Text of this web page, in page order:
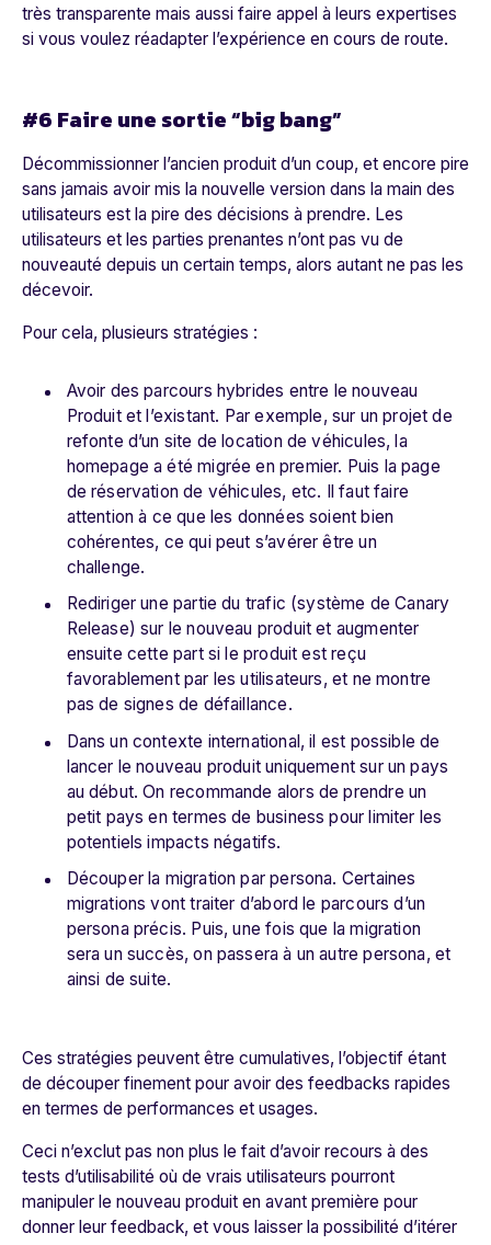
très transparente mais aussi faire appel à leurs expertises
si vous voulez réadapter l’expérience en cours de route.
#6 Faire une sortie “big bang”
Décommissionner l’ancien produit d’un coup, et encore pire
sans jamais avoir mis la nouvelle version dans la main des
utilisateurs est la pire des décisions à prendre. Les
utilisateurs et les parties prenantes n’ont pas vu de
nouveauté depuis un certain temps, alors autant ne pas les
décevoir.
Pour cela, plusieurs stratégies :
Avoir des parcours hybrides entre le nouveau
Produit et l’existant. Par exemple, sur un projet de
refonte d’un site de location de véhicules, la
homepage a été migrée en premier. Puis la page
de réservation de véhicules, etc. Il faut faire
attention à ce que les données soient bien
cohérentes, ce qui peut s’avérer être un
challenge.
Rediriger une partie du trafic (système de Canary
Release) sur le nouveau produit et augmenter
ensuite cette part si le produit est reçu
favorablement par les utilisateurs, et ne montre
pas de signes de défaillance.
Dans un contexte international, il est possible de
lancer le nouveau produit uniquement sur un pays
au début. On recommande alors de prendre un
petit pays en termes de business pour limiter les
potentiels impacts négatifs.
Découper la migration par persona. Certaines
migrations vont traiter d’abord le parcours d’un
persona précis. Puis, une fois que la migration
sera un succès, on passera à un autre persona, et
ainsi de suite.
Ces stratégies peuvent être cumulatives, l’objectif étant
de découper finement pour avoir des feedbacks rapides
en termes de performances et usages.
Ceci n’exclut pas non plus le fait d’avoir recours à des
tests d’utilisabilité où de vrais utilisateurs pourront
manipuler le nouveau produit en avant première pour
donner leur feedback, et vous laisser la possibilité d’itérer